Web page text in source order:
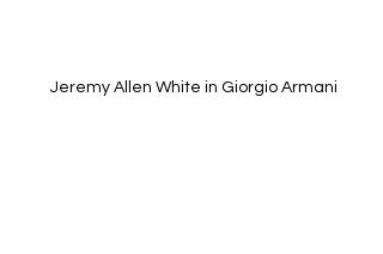
Jeremy Allen White in Giorgio Armani